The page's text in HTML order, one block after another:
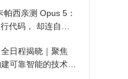
西亲测 Opus 5：
代码， 却连自己
日程揭晓｜聚焦
可靠智能的技术路